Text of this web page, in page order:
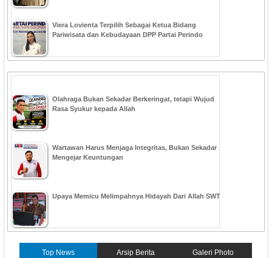
Viera Lovienta Terpilih Sebagai Ketua Bidang
Pariwisata dan Kebudayaan DPP Partai Perindo
Olahraga Bukan Sekadar Berkeringat, tetapi Wujud
Rasa Syukur kepada Allah
Wartawan Harus Menjaga Integritas, Bukan Sekadar
Mengejar Keuntungan
Upaya Memicu Melimpahnya Hidayah Dari Allah SWT
Top News Arsip Berita Galeri Photo